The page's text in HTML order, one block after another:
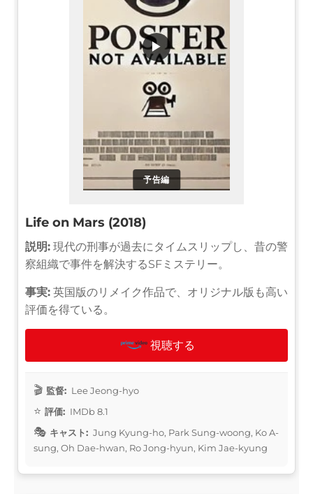
予告編
▶
Life on Mars (2018)
説明: 現代の刑事が過去にタイムスリップし、昔の警
察組織で事件を解決するSFミステリー。
事実: 英国版のリメイク作品で、オリジナル版も高い
評価を得ている。
視聴する
監督: Lee Jeong-hyo
評価: IMDb 8.1
キャスト: Jung Kyung-ho, Park Sung-woong, Ko A-
sung, Oh Dae-hwan, Ro Jong-hyun, Kim Jae-kyung